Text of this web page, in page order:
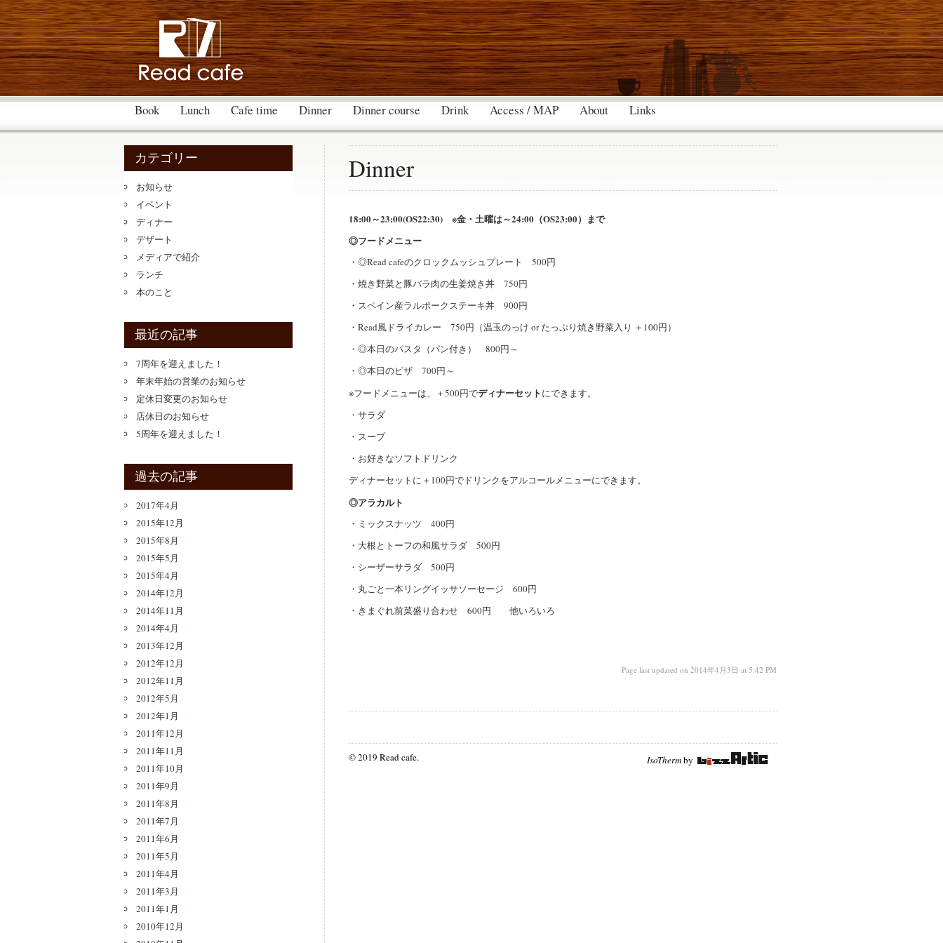
Book Lunch Cafe time Dinner Dinner course Drink Access / MAP About Links
Dinner
18:00～23:00(OS22:30) ※金・土曜は～24:00（OS23:00）まで
◎フードメニュー
・◎Read cafeのクロックムッシュプレート 500円
・焼き野菜と豚バラ肉の生姜焼き丼 750円
・スペイン産ラルポークステーキ丼 900円
・Read風ドライカレー 750円（温玉のっけ or たっぷり焼き野菜入り ＋100円）
・◎本日のパスタ（パン付き） 800円～
・◎本日のピザ 700円～
※フードメニューは、＋500円でディナーセットにできます。
・サラダ
・スープ
・お好きなソフトドリンク
ディナーセットに＋100円でドリンクをアルコールメニューにできます。
◎アラカルト
・ミックスナッツ 400円
・大根とトーフの和風サラダ 500円
・シーザーサラダ 500円
・丸ごと一本リングイッサソーセージ 600円
・きまぐれ前菜盛り合わせ 600円 他いろいろ
Page last updated on 2014年4月3日 at 5:42 PM
カテゴリー
お知らせ
イベント
ディナー
デザート
メディアで紹介
ランチ
本のこと
最近の記事
7周年を迎えました！
年末年始の営業のお知らせ
定休日変更のお知らせ
店休日のお知らせ
5周年を迎えました！
過去の記事
2017年4月
2015年12月
2015年8月
2015年5月
2015年4月
2014年12月
2014年11月
2014年4月
2013年12月
2012年12月
2012年11月
2012年5月
2012年1月
2011年12月
2011年11月
2011年10月
2011年9月
2011年8月
2011年7月
2011年6月
2011年5月
2011年4月
2011年3月
2011年1月
2010年12月
© 2019 Read cafe. IsoThermby